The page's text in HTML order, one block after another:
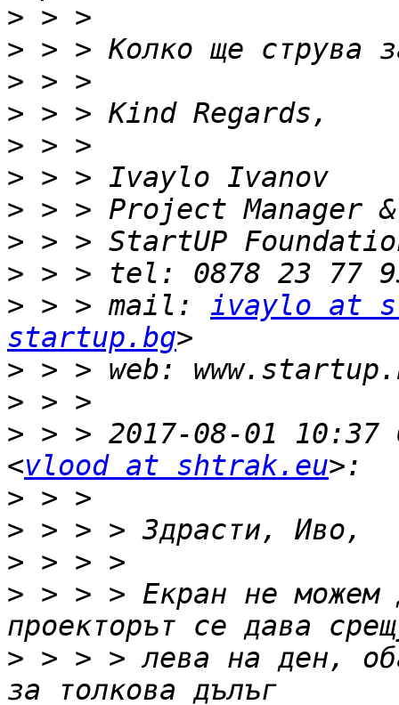
>
>
>
>
>
>
>
>
>
> > > mail: ivaylo at
startup.bg
>
>
> > > 2017-08-01 10:37
<vlood at shtrak.eu
>
>
>
> > > > Екран не можем
> > > > лева на ден,